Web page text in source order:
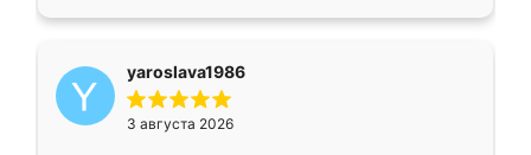
yaroslava1986
3 августа 2026